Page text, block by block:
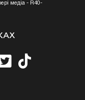
медіа - R40-